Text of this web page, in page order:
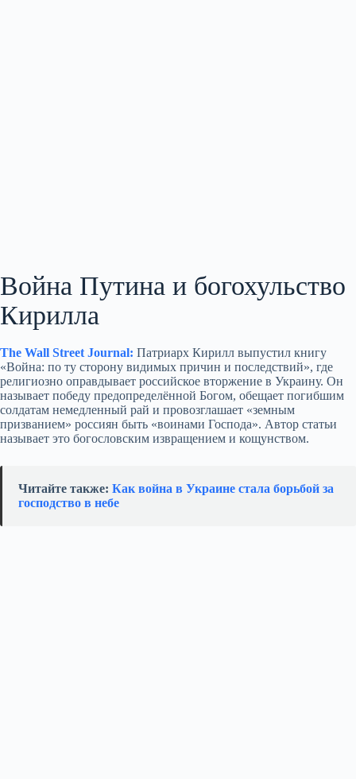
Война Путина и богохульство
Кирилла
The Wall Street Journal: Патриарх Кирилл выпустил книгу
«Война: по ту сторону видимых причин и последствий», где
религиозно оправдывает российское вторжение в Украину. Он
называет победу предопределённой Богом, обещает погибшим
солдатам немедленный рай и провозглашает «земным
призванием» россиян быть «воинами Господа». Автор статьи
называет это богословским извращением и кощунством.
Читайте также: Как война в Украине стала борьбой за
господство в небе